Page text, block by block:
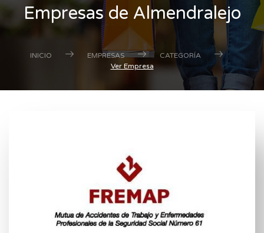
Empresas de Almendralejo
INICIO EMPRESAS
CATEGORÍA
Ver Empresa